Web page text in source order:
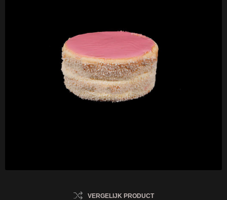
VERGELIJK PRODUCT